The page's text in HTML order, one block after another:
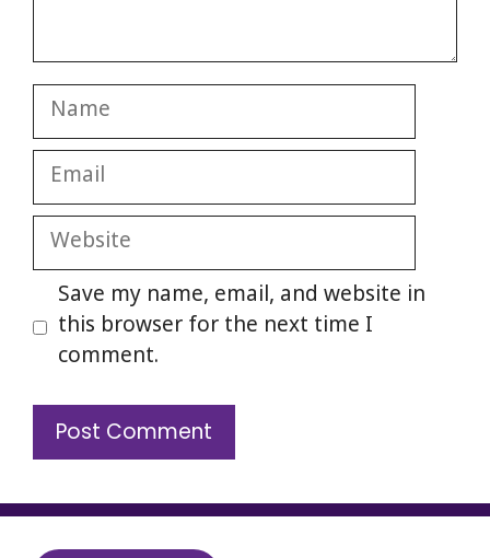
Name
Email
Website
Save my name, email, and website in
this browser for the next time I
comment.